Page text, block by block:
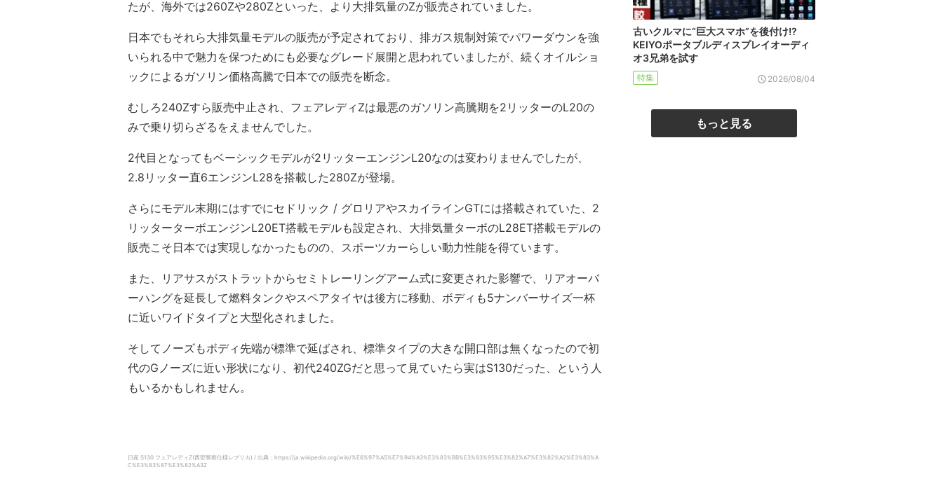
たが、海外では260Zや280Zといった、より大排気量のZが販売されていました。
日本でもそれら大排気量モデルの販売が予定されており、排ガス規制対策でパワーダウンを強
いられる中で魅力を保つためにも必要なグレード展開と思われていましたが、続くオイルショ
ックによるガソリン価格高騰で日本での販売を断念。
むしろ240Zすら販売中止され、フェアレディZは最悪のガソリン高騰期を2リッターのL20の
みで乗り切らざるをえませんでした。
2代目となってもベーシックモデルが2リッターエンジンL20なのは変わりませんでしたが、
2.8リッター直6エンジンL28を搭載した280Zが登場。
さらにモデル末期にはすでにセドリック / グロリアやスカイラインGTには搭載されていた、2
リッターターボエンジンL20ET搭載モデルも設定され、大排気量ターボのL28ET搭載モデルの
販売こそ日本では実現しなかったものの、スポーツカーらしい動力性能を得ています。
また、リアサスがストラットからセミトレーリングアーム式に変更された影響で、リアオーバ
ーハングを延長して燃料タンクやスペアタイヤは後方に移動、ボディも5ナンバーサイズ一杯
に近いワイドタイプと大型化されました。
そしてノーズもボディ先端が標準で延ばされ、標準タイプの大きな開口部は無くなったので初
代のGノーズに近い形状になり、初代240ZGだと思って見ていたら実はS130だった、という人
もいるかもしれません。
日産 S130 フェアレディZ(西部警察仕様レプリカ) / 出典：https://ja.wikipedia.org/wiki/%E6%97%A5%E7%94%A3%E3%83%BB%E3%83%95%E3%82%A7%E3%82%A2%E3%83%A
C%E3%83%87%E3%82%A3Z
古いクルマに“巨大スマホ”を後付け!?
KEIYOポータブルディスプレイオーディ
オ3兄弟を試す
特集 2026/08/04
もっと見る